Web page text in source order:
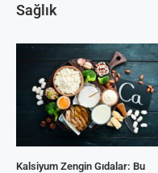
Sağlık
Kalsiyum Zengin Gıdalar: Bu